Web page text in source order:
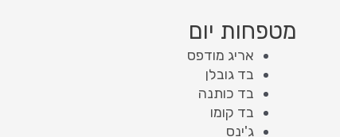
מטפחות יום
אריג מודפס
בד גובלן
בד כותנה
בד קומו
ג'ינס